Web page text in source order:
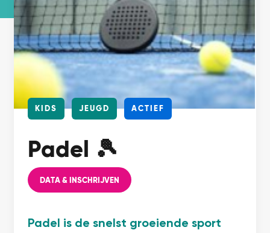
KIDS JEUGD ACTIEF
Padel 🎾
DATA & INSCHRIJVEN
Padel is de snelst groeiende sport